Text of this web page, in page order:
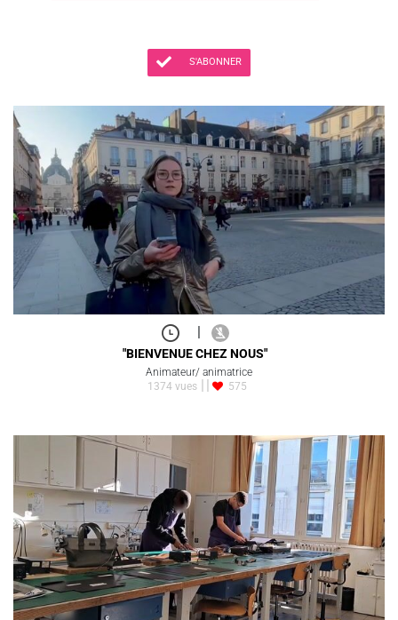
S'ABONNER
"BIENVENUE CHEZ NOUS"
Animateur/ animatrice
1374 vues
575